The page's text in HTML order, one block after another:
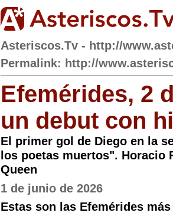
Asteriscos.Tv - http://
Permalink: http://
Efemérides, 2
un debut con
El primer gol de Diego en la
los poetas muertos". Horacio
Queen
1 de junio de 2026
Estas son las Efemérides